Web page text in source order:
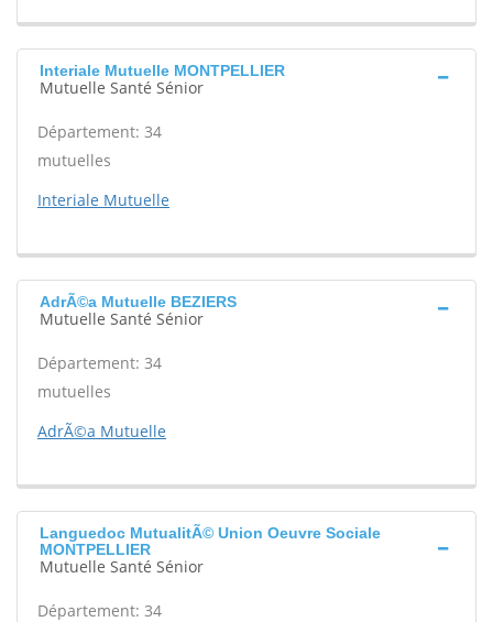
Interiale Mutuelle MONTPELLIER
Mutuelle Santé Sénior
Département: 34
mutuelles
Interiale Mutuelle
AdrÃ©a Mutuelle BEZIERS
Mutuelle Santé Sénior
Département: 34
mutuelles
AdrÃ©a Mutuelle
Languedoc MutualitÃ© Union Oeuvre Sociale
MONTPELLIER
Mutuelle Santé Sénior
Département: 34